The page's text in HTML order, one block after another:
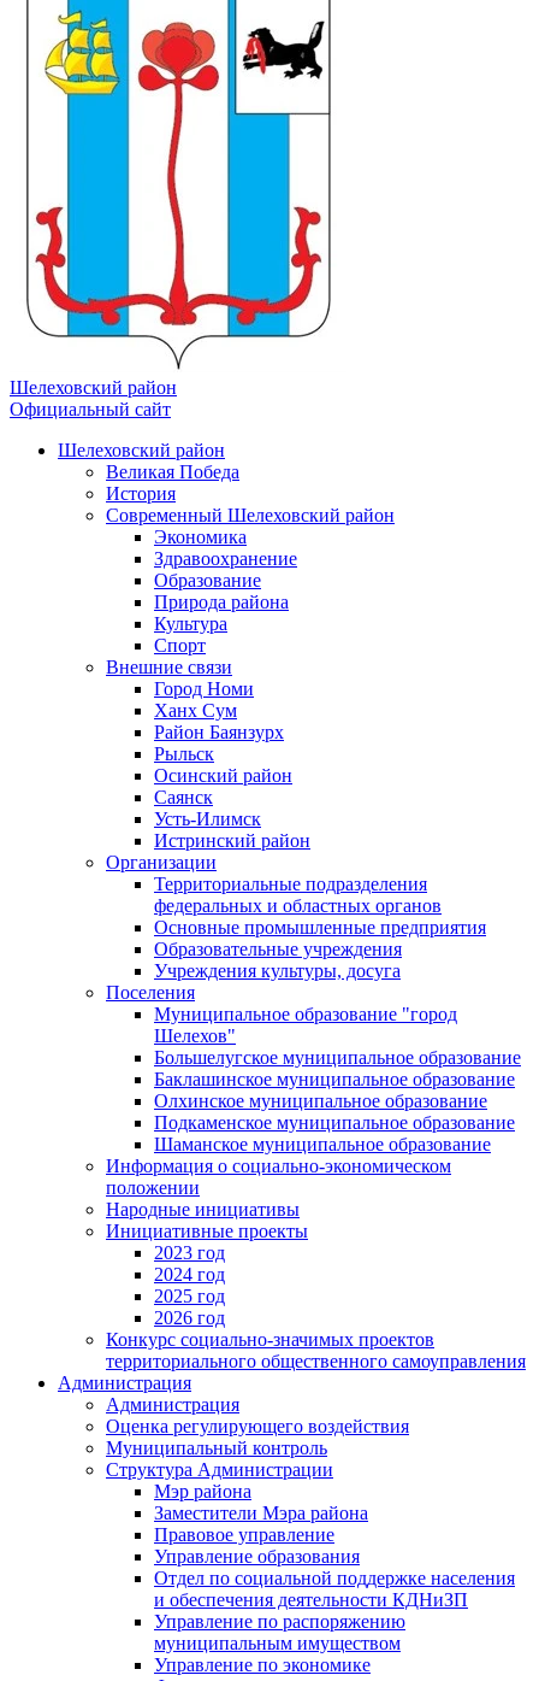
Шелеховский район
Официальный сайт
Шелеховский район
Великая Победа
История
Современный Шелеховский район
Экономика
Здравоохранение
Образование
Природа района
Культура
Спорт
Внешние связи
Город Номи
Ханх Сум
Район Баянзурх
Рыльск
Осинский район
Саянск
Усть-Илимск
Истринский район
Организации
Территориальные подразделения
федеральных и областных органов
Основные промышленные предприятия
Образовательные учреждения
Учреждения культуры, досуга
Поселения
Муниципальное образование "город
Шелехов"
Большелугское муниципальное образование
Баклашинское муниципальное образование
Олхинское муниципальное образование
Подкаменское муниципальное образование
Шаманское муниципальное образование
Информация о социально-экономическом
положении
Народные инициативы
Инициативные проекты
2023 год
2024 год
2025 год
2026 год
Конкурс социально-значимых проектов
территориального общественного самоуправления
Администрация
Администрация
Оценка регулирующего воздействия
Муниципальный контроль
Структура Администрации
Мэр района
Заместители Мэра района
Правовое управление
Управление образования
Отдел по социальной поддержке населения
и обеспечения деятельности КДНиЗП
Управление по распоряжению
муниципальным имуществом
Управление по экономике